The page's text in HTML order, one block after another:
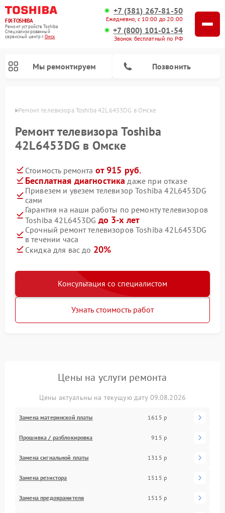
FIX-TOSHIBA
Ремонт устройств Toshiba
Специализированный
cервисный центр г.Омск
+7 (381) 267-81-50
Ежедневно, с 10:00 до 20:00
+7 (800) 101-01-54
Звонок бесплатный по РФ
Мы ремонтируем Позвонить
Ремонт телевизора Toshiba 42L6453DG в Омске
Ремонт телевизора Toshiba
42L6453DG в Омске
Стоимость ремонта от 915 руб.
Бесплатная диагностика даже при отказе
Привезем и увезем телевизор Toshiba 42L6453DG
сами
Гарантия на наши работы по ремонту телевизоров
Toshiba 42L6453DG до 3-х лет
Срочный ремонт телевизоров Toshiba 42L6453DG
в течении часа
Скидка для вас до 20%
Консультация со специалистом
Узнать стоимость работ
Цены на услуги ремонта
Цены актуальны на текущую дату 09.08.2026
Замена материнской платы 1615 р
Прошивка / разблокировка 915 р
Замена сигнальной платы 1315 р
Замена резистора 1515 р
Замена предохранителя 1515 р